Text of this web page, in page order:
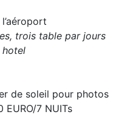
trois table par jours
hotel
de soleil pour photos
EURO/7 NUITs